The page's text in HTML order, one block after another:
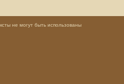
не могут быть использованы